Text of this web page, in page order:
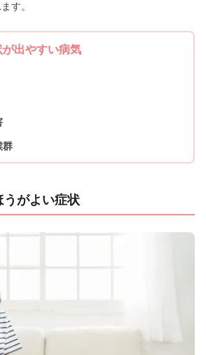
す。
出やすい病気
群
うがよい症状